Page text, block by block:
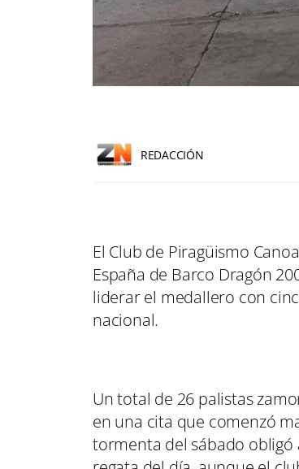
REDACCIÓN
El Club de Piragüismo
España de Barco Dragón
liderar el medallero con
nacional.
Un total de 26 palistas
en una cita que comenzó
tormenta del sábado obligó